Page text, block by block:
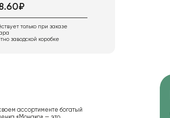
только при заказе
заводской коробке
ассортименте богатый